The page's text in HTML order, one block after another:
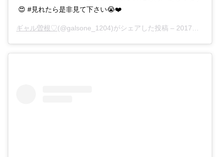
😍 #見れたら是非見て下さい😭❤️
ギャル曽根♡(@galsone_1204)がシェアした投稿 – 2017年10月月30日午前1時24分PDT